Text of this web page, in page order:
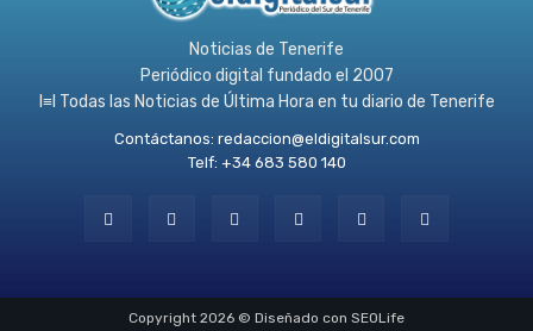
Noticias de Tenerife
Periódico digital fundado el 2007
l≡l Todas las Noticias de Última Hora en tu diario de Tenerife
Contáctanos: redaccion@eldigitalsur.com
Telf: +34 683 580 140
Copyright 2026 © Diseñado con SEOLife